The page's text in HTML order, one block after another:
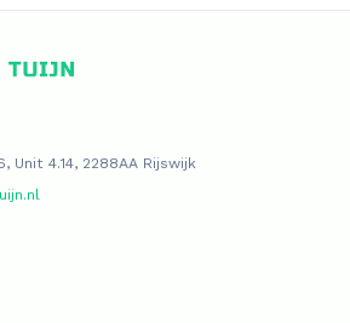
4.14, 2288AA Rijswijk